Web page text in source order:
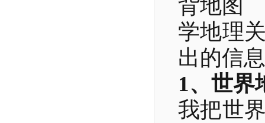
背地图
学地理
出的信
1、世界
我把世